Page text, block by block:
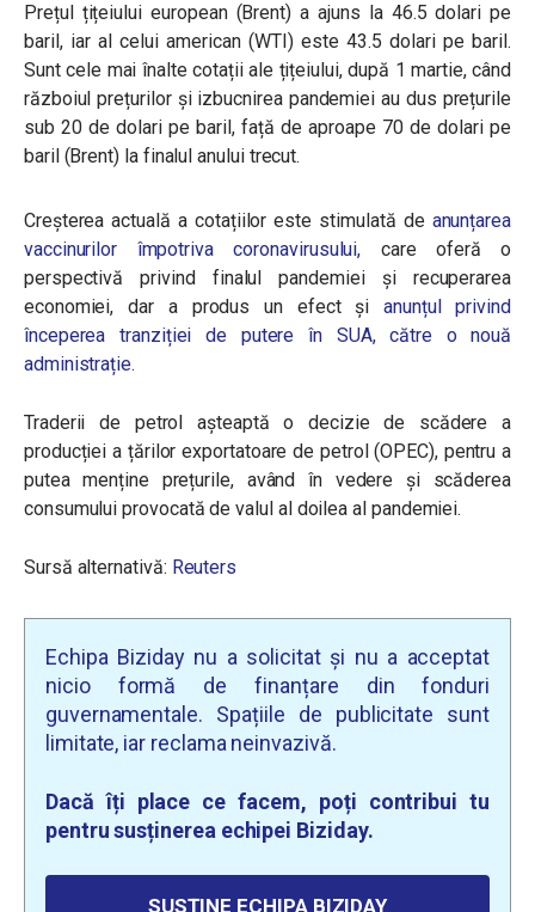
Prețul țițeiului european (Brent) a ajuns la 46.5 dolari pe
baril, iar al celui american (WTI) este 43.5 dolari pe baril.
Sunt cele mai înalte cotații ale țițeiului, după 1 martie, când
războiul prețurilor și izbucnirea pandemiei au dus prețurile
sub 20 de dolari pe baril, față de aproape 70 de dolari pe
baril (Brent) la finalul anului trecut.
Creșterea actuală a cotațiilor este stimulată de anunțarea
vaccinurilor împotriva coronavirusului, care oferă o
perspectivă privind finalul pandemiei și recuperarea
economiei, dar a produs un efect șianunțul privind
începerea tranziției de putere în SUA, către o nouă
administrație.
Traderii de petrol așteaptă o decizie de scădere a
producției a țărilor exportatoare de petrol (OPEC), pentru a
putea menține prețurile, având în vedere și scăderea
consumului provocată de valul al doilea al pandemiei.
Sursă alternativă: Reuters
Echipa Biziday nu a solicitat și nu a acceptat
nicio formă de finanțare din fonduri
guvernamentale. Spațiile de publicitate sunt
limitate, iar reclama neinvazivă.
Dacă îți place ce facem, poți contribui tu
pentru susținerea echipei Biziday.
SUSȚINE ECHIPA BIZIDAY